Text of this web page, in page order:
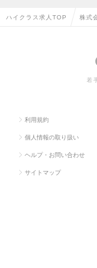
ハイクラス求人TOP 株式
若
利用規約
個人情報の取り扱い
ヘルプ・お問い合わせ
サイトマップ